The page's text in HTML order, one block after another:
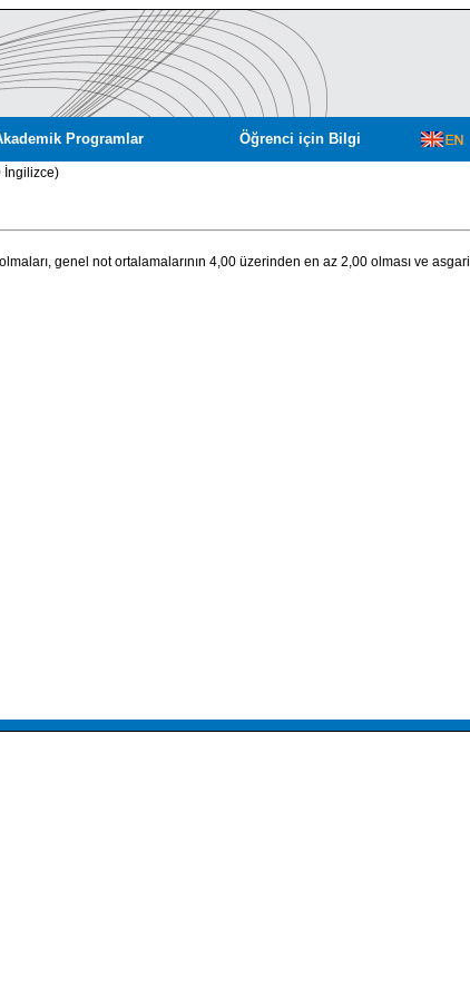
Programlar Öğrenci için Bilgi
genel not ortalamalarının 4,00 üzerinden en az 2,00 olması ve asgari